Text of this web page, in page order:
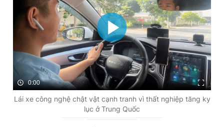
0:00
Lái xe công nghệ chật vật cạnh tranh vì thất nghiệp tăng ky
lục ở Trung Quốc